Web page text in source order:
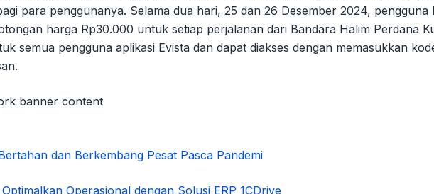
a
m
n
k
para penggunanya. Selama dua hari, 25 dan 26 Desember 2024, pengguna
harga Rp30.000 untuk setiap perjalanan dari Bandara Halim Perdana
semua pengguna aplikasi Evista dan dapat diakses dengan memasukkan
dan Berkembang Pesat Pasca Pandemi